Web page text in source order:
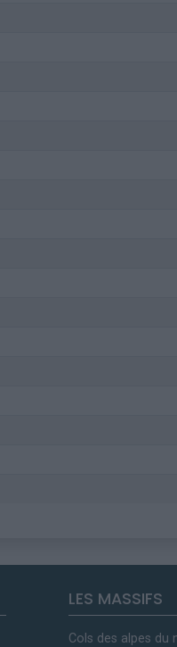
LES MASSIFS
Cols des alpes du